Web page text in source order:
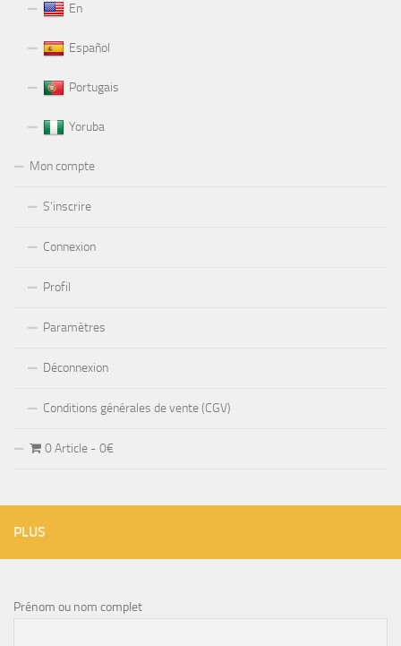
En
Español
Portugais
Yoruba
Mon compte
S’inscrire
Connexion
Profil
Paramètres
Déconnexion
Conditions générales de vente (CGV)
0 Article 0€
PLUS
Prénom ou nom complet